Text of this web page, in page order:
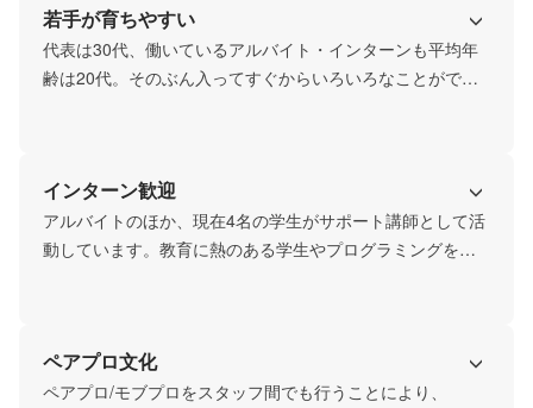
若手が育ちやすい
代表は30代、働いているアルバイト・インターンも平均年
齢は20代。そのぶん入ってすぐからいろいろなことができ
インターン歓迎
アルバイトのほか、現在4名の学生がサポート講師として活
動しています。教育に熱のある学生やプログラミングを通
ペアプロ文化
ペアプロ/モブプロをスタッフ間でも行うことにより、